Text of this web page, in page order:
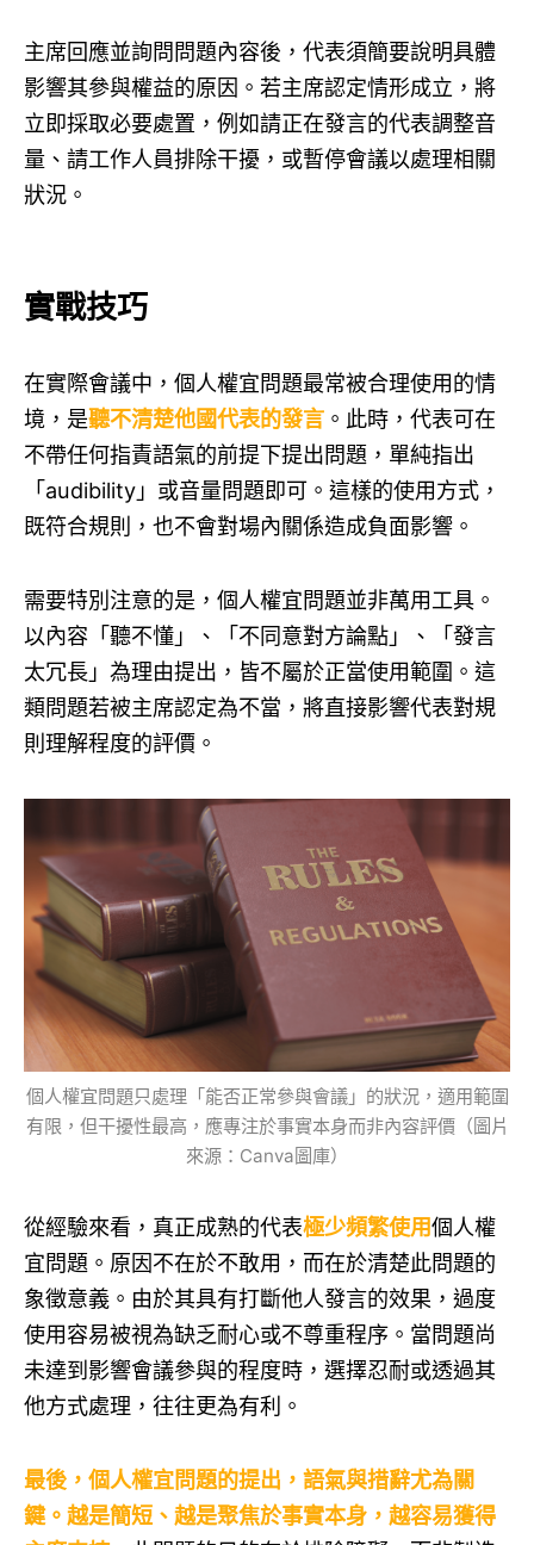
主席回應並詢問問題內容後，代表須簡要說明具體
影響其參與權益的原因。若主席認定情形成立，將
立即採取必要處置，例如請正在發言的代表調整音
量、請工作人員排除干擾，或暫停會議以處理相關
狀況。
實戰技巧
在實際會議中，個人權宜問題最常被合理使用的情
境，是聽不清楚他國代表的發言 。此時，代表可在
不帶任何指責語氣的前提下提出問題，單純指出
「audibility」或音量問題即可。這樣的使用方式，
既符合規則，也不會對場內關係造成負面影響。
需要特別注意的是，個人權宜問題並非萬用工具。
以內容「聽不懂」、「不同意對方論點」、「發言
太冗長」為理由提出，皆不屬於正當使用範圍。這
類問題若被主席認定為不當，將直接影響代表對規
則理解程度的評價。
個人權宜問題只處理「能否正常參與會議」的狀況，適用範圍
有限，但干擾性最高，應專注於事實本身而非內容評價（圖片
來源：Canva圖庫）
從經驗來看，真正成熟的代表極少頻繁使用個人權
宜問題。原因不在於不敢用，而在於清楚此問題的
象徵意義。由於其具有打斷他人發言的效果，過度
使用容易被視為缺乏耐心或不尊重程序。當問題尚
未達到影響會議參與的程度時，選擇忍耐或透過其
他方式處理，往往更為有利。
最後，個人權宜問題的提出，語氣與措辭尤為關
鍵。越是簡短、越是聚焦於事實本身，越容易獲得